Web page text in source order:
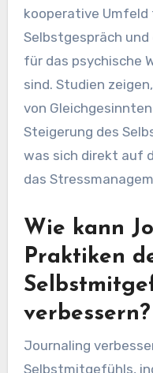
Die Unterstützung
verbessert das
Profiathleten
Leistung. Durch den
entwickeln Athleten
was Gefühle der
kooperative
Selbstgespräch und
sind. Studien
von Gleichgesinnten
Steigerung des
was sich direkt auf
das
Wie kann